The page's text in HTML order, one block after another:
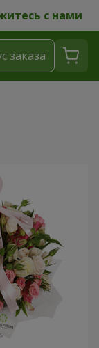
с нами
заказа